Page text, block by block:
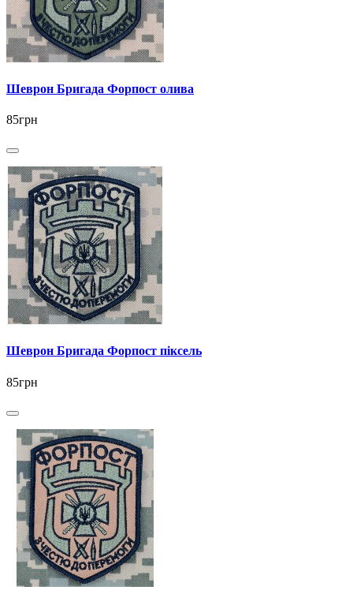
Шеврон Бригада Форпост олива
85грн
Шеврон Бригада Форпост піксель
85грн